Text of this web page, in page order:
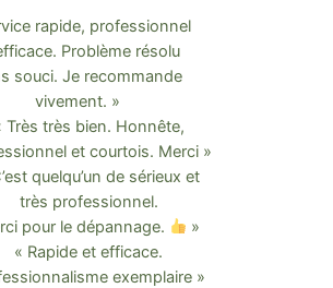
rapide, professionnel
Problème résolu
souci. Je recommande
vivement. »
Très très bien. Honnête,
et courtois. Merci »
quelqu’un de sérieux et
très professionnel.
pour le dépannage.
»
« Rapide et efficace.
exemplaire »